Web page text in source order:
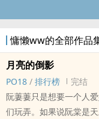
慵懒ww的全部作品
月亮的倒影
PO18 / 排行榜
完结
阮萋萋只是想要一个人
们玩弄。如果说阮棠是